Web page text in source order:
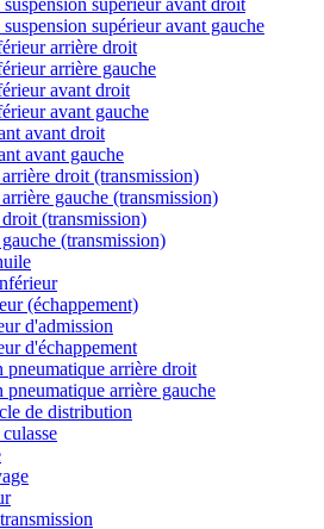
suspension supérieur avant droit
supérieur avant gauche
arrière droit
arrière gauche
avant droit
avant gauche
avant droit
avant gauche
droit (transmission)
gauche (transmission)
(transmission)
(transmission)
(échappement)
d'admission
d'échappement
pneumatique arrière droit
pneumatique arrière gauche
de distribution